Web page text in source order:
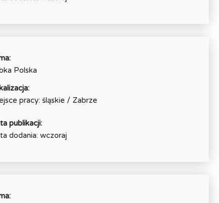
Polska
pracy: śląskie / Zabrze
publikacji:
dodania: wczoraj